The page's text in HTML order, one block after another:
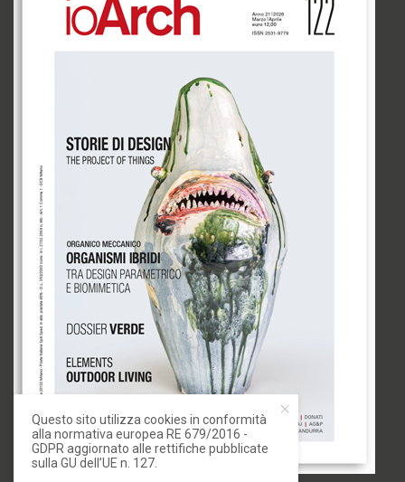
Questo sito utilizza cookies in conformità
alla normativa europea RE 679/2016 -
GDPR aggiornato alle rettifiche pubblicate
sulla GU dell’UE n. 127.